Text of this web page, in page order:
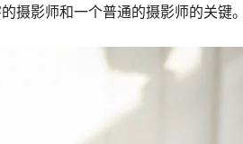
摄影师和一个普通的摄影师的关键